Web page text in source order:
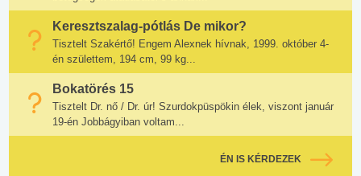
Keresztszalag-pótlás De mikor?
Tisztelt Szakértő! Engem Alexnek hívnak, 1999. október 4-
én születtem, 194 cm, 99 kg...
Bokatörés 15
Tisztelt Dr. nő / Dr. úr! Szurdokpüspökin élek, viszont január
19-én Jobbágyiban voltam...
ÉN IS KÉRDEZEK